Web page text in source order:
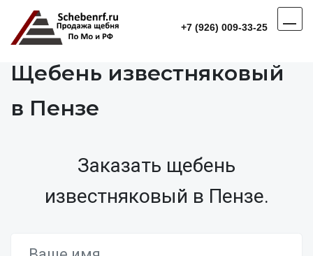
+7 (926) 009-33-25
Щебень известняковый
в Пензе
Заказать щебень
известняковый в Пензе.